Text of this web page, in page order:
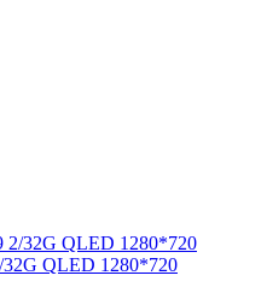
32G QLED 1280*720